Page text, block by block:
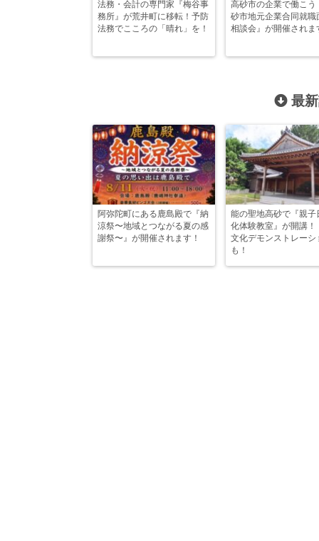
法務・会計の専門家『梅谷事
務所』が荒井町に移転！予防
法務でこころの「晴れ」を！
高砂市の企業で働こう
砂市地元企業合同就職
相談会』が開催されま
最
阿弥陀町にある鹿島殿で『納
涼祭〜地域とつながる夏の感
謝祭〜』が開催されます！
能の聖地高砂で『親子
化体験教室』が開講！
文化デモンストレーシ
も！